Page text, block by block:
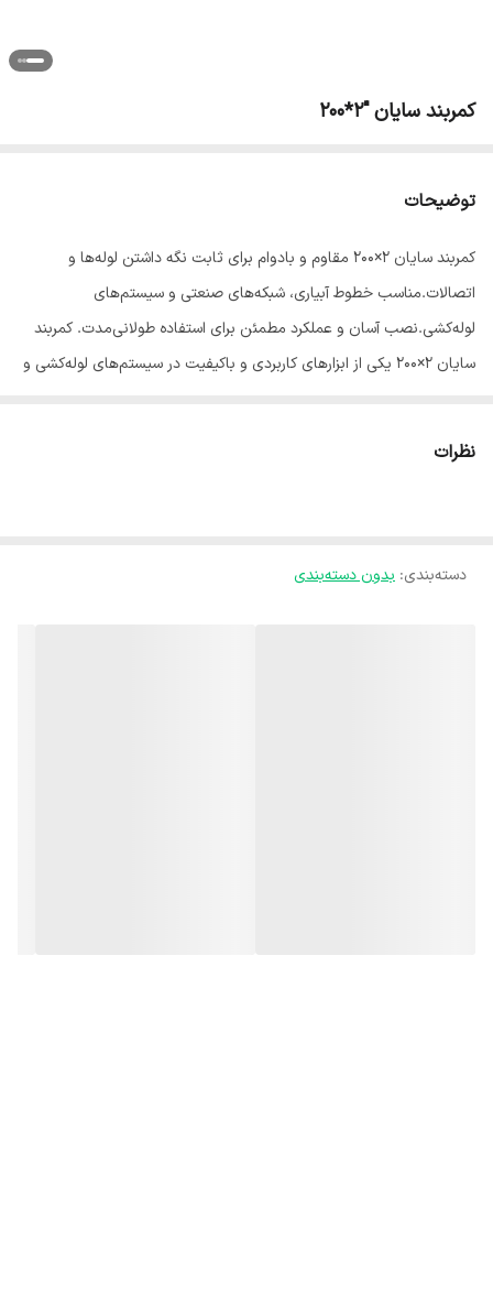
کمربند سایان "2*200
توضیحات
کمربند سایان 2×200 مقاوم و بادوام برای ثابت نگه داشتن لوله‌ها و
اتصالات.مناسب خطوط آبیاری، شبکه‌های صنعتی و سیستم‌های
لوله‌کشی.نصب آسان و عملکرد مطمئن برای استفاده طولانی‌مدت. کمربند
سایان 2×200 یکی از ابزارهای کاربردی و باکیفیت در سیستم‌های لوله‌کشی و
جابجایی یا آسیب دیدن لوله‌ها جلوگیری می‌کند. ساخته شده از مواد
مطمئن را تضمین می‌کند و طول عمر شبکه‌های آبیاری، خطوط صنعتی و
نظرات
دسته‌بندی: بدون دسته‌بندی